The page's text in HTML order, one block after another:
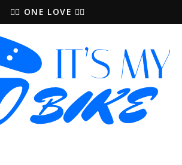
🚵‍♀️ ONE LOVE 🚴‍♀️